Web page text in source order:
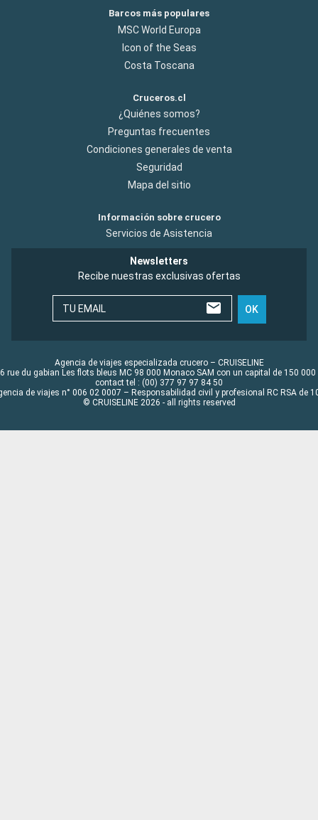
Barcos más populares
MSC World Europa
Icon of the Seas
Costa Toscana
Cruceros.cl
¿Quiénes somos?
Preguntas frecuentes
Condiciones generales de venta
Seguridad
Mapa del sitio
Información sobre crucero
Servicios de Asistencia
Newsletters
Recibe nuestras exclusivas ofertas
TU EMAIL OK
Agencia de viajes especializada crucero – CRUISELINE
rue du gabian Les flots bleus MC 98 000 Monaco SAM con un capital de 150 000
contact tel : (00) 377 97 97 84 50
de viajes n° 006 02 0007 – Responsabilidad civil y profesional RC RSA de
© CRUISELINE 2026 - all rights reserved